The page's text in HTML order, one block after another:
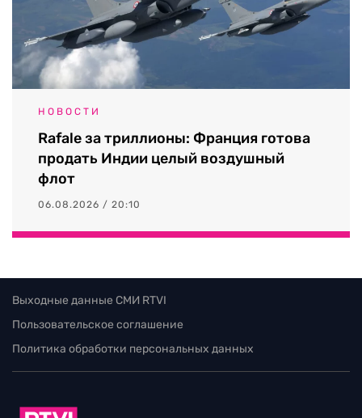
НОВОСТИ
Rafale за триллионы: Франция готова
продать Индии целый воздушный
флот
06.08.2026 / 20:10
Выходные данные СМИ RTVI
Пользовательское соглашение
Политика обработки персональных данных